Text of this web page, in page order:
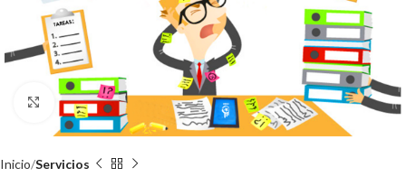
Click to enlarge
Inicio Servicios